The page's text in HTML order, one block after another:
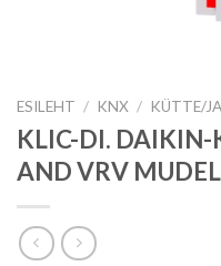
ESILEHT / KNX / KÜTTE/
KLIC-DI. DAIKIN-
AND VRV